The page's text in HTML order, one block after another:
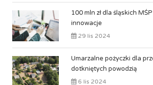
100 mln zł dla śląskich
innowacje
29 lis 2024
Umarzalne pożyczki dla
dotkniętych powodzią
6 lis 2024